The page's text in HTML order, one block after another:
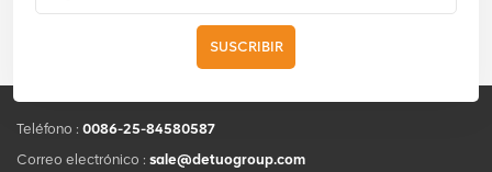
SUSCRIBIR
Teléfono : 0086-25-84580587
Correo electrónico : sale@detuogroup.com